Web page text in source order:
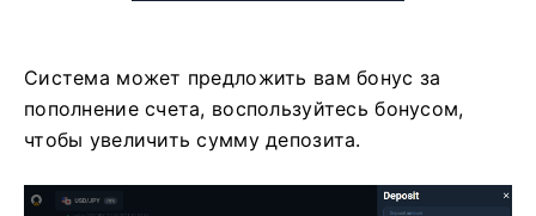
Система может предложить вам бонус за
пополнение счета, воспользуйтесь бонусом,
чтобы увеличить сумму депозита.